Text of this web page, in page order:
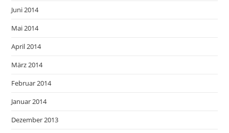
Juni 2014
Mai 2014
April 2014
März 2014
Februar 2014
Januar 2014
Dezember 2013